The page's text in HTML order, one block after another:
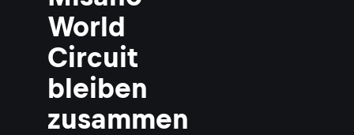
World
Circuit
bleiben
zusammen